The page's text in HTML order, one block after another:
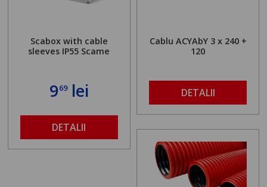
Scabox with cable
sleeves IP55 Scame
969lei
DETALII
Cablu ACYAbY 3 x 240 +
120
DETALII